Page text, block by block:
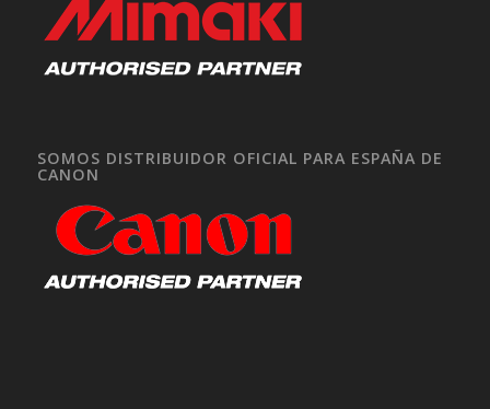
SOMOS DISTRIBUIDOR OFICIAL PARA ESPAÑA DE
CANON